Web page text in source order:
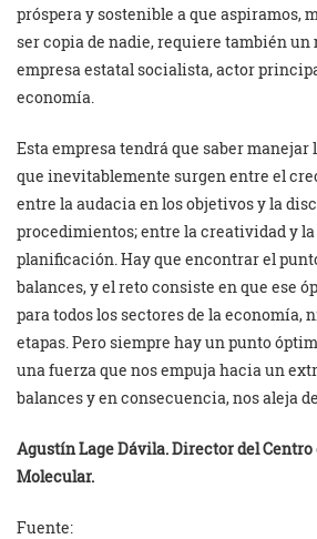
próspera y sostenible a que aspiramos,
ser copia de nadie, requiere también un
empresa estatal socialista, actor
economía.
Esta empresa tendrá que saber
que inevitablemente surgen entre el
entre la audacia en los objetivos y la
procedimientos; entre la creatividad y
planificación. Hay que encontrar el
balances, y el reto consiste en que ese
para todos los sectores de la economía,
etapas. Pero siempre hay un punto
una fuerza que nos empuja hacia un
balances y en consecuencia, nos aleja
Agustín Lage Dávila. Director del
Molecular.
Fuente: